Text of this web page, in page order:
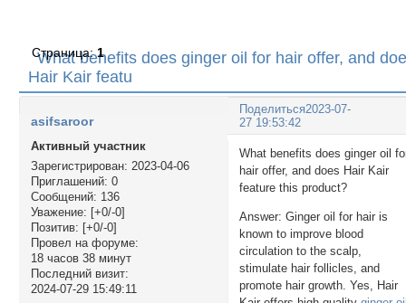
What benefits does ginger oil for hair offer, and
Hair Kair featu
Страница:1
Поделиться2023-07-
27 19:53:42
asifsaroor
Активный участник
Зарегистрирован: 2023-04-06
Приглашений: 0
Сообщений: 136
Уважение: [+0/-0]
Позитив: [+0/-0]
Провел на форуме:
18 часов 38 минут
Последний визит:
2024-07-29 15:49:11
What benefits does ginger oil
hair offer, and does Hair Kair
feature this product?
Answer: Ginger oil for hair is
known to improve blood
circulation to the scalp,
stimulate hair follicles, and
promote hair growth. Yes, Hair